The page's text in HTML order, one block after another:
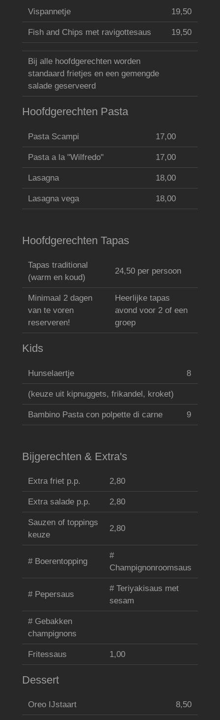
Vispannetje 19,50
Fish and Chips met ravigottesaus 19,50
Bij alle hoofdgerechten worden
standaard frietjes en een gemengde
salade geserveerd
Hoofdgerechten Pasta
Pasta Scampi 17,00
Pasta a la "Wilfredo" 17,00
Lasagna 18,00
Lasagna vega 18,00
Hoofdgerechten Tapas
Tapas traditional
(warm en koud)
24,50 per persoon
Minimaal 2 dagen
van te voren
reserveren!
Heerlijke tapas
avond voor 2 of een
groep
Kids
Hunselaertje 8
(keuze uit kipnuggets, frikandel, kroket)
Bambino Pasta con polpette di carne 9
Bijgerechten & Extra's
Extra friet p.p. 2,80
Extra salade p.p. 2,80
Sauzen of toppings
keuze
2,80
# Boerentopping
#
Champignonroomsaus
# Pepersaus
# Teriyakisaus met
sesam
# Gebakken
champignons
Fritessaus 1,00
Dessert
Oreo IJstaart 8,50